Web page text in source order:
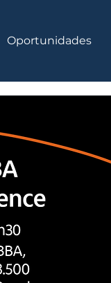
Oportunidades